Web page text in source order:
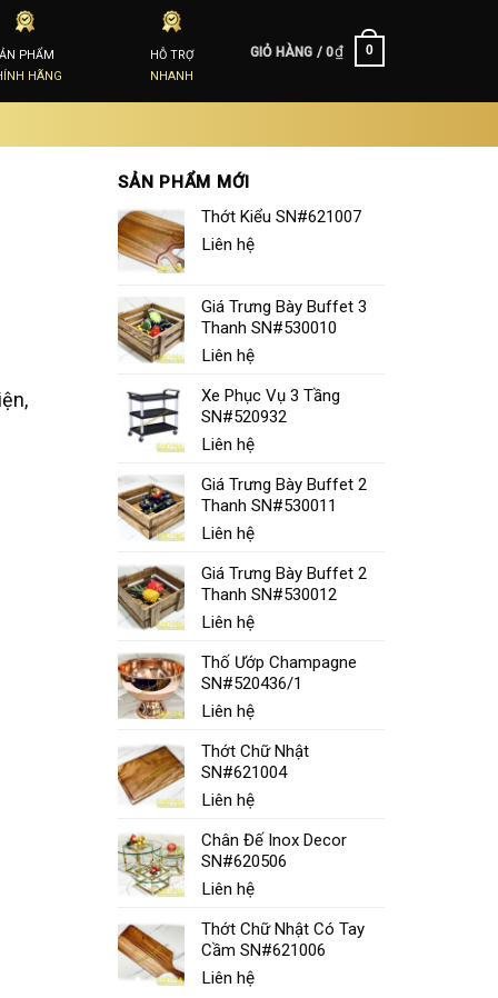
PHẨM
HÃNG
HỖ TRỢ
NHANH
GIỎ HÀNG /0₫ 0
SẢN PHẨM MỚI
Thớt Kiểu SN#621007
Liên hệ
Giá Trưng Bày Buffet 3
Thanh SN#530010
Liên hệ
Xe Phục Vụ 3 Tầng
SN#520932
Liên hệ
Giá Trưng Bày Buffet 2
Thanh SN#530011
Liên hệ
Giá Trưng Bày Buffet 2
Thanh SN#530012
Liên hệ
Thố Ướp Champagne
SN#520436/1
Liên hệ
Thớt Chữ Nhật
SN#621004
Liên hệ
Chân Đế Inox Decor
SN#620506
Liên hệ
Thớt Chữ Nhật Có Tay
Cầm SN#621006
Liên hệ